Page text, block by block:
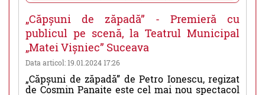
„Căpșuni de zăpadă” - Premieră cu
publicul pe scenă, la Teatrul Municipal
„Matei Vișniec” Suceava
Data articol: 19.01.2024 17:26
„Căpșuni de zăpadă” de Petro Ionescu, regizat
de Cosmin Panaite este cel mai nou spectacol